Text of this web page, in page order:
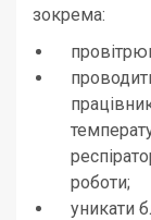
зокрема:
роботи;
уникати